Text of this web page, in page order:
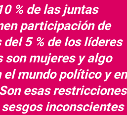
% de las juntas
participación de
5 % de los líderes
son mujeres y algo
mundo político y en
esas restricciones
inconscientes